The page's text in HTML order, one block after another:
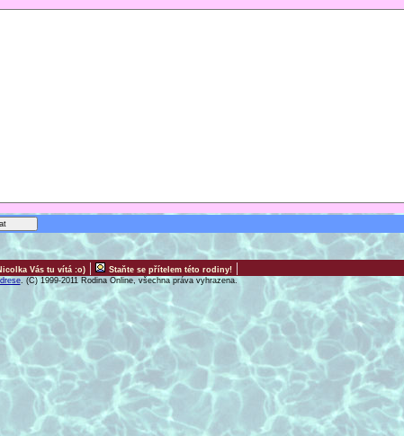
Vás tu vítá :o) | Staňte se přítelem této rodiny! |
. (C) 1999-2011 Rodina Online, všechna práva vyhrazena.